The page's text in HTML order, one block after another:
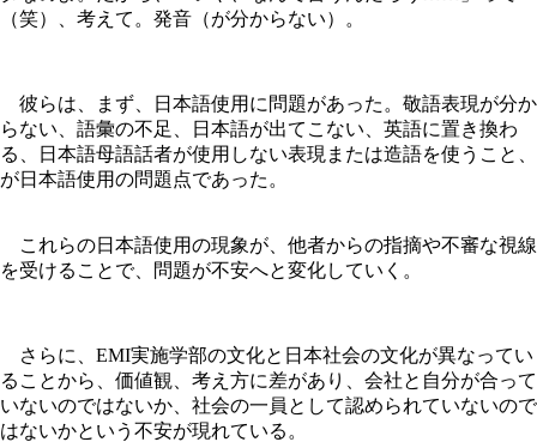
（笑）、考えて。発音（が分からない）。
彼らは、まず、日本語使用に問題があった。敬語表現が分か
らない、語彙の不足、日本語が出てこない、英語に置き換わ
る、日本語母語話者が使用しない表現または造語を使うこと、
が日本語使用の問題点であった。
これらの日本語使用の現象が、他者からの指摘や不審な視線
を受けることで、問題が不安へと変化していく。
さらに、EMI実施学部の文化と日本社会の文化が異なってい
ることから、価値観、考え方に差があり、会社と自分が合って
いないのではないか、社会の一員として認められていないので
はないかという不安が現れている。